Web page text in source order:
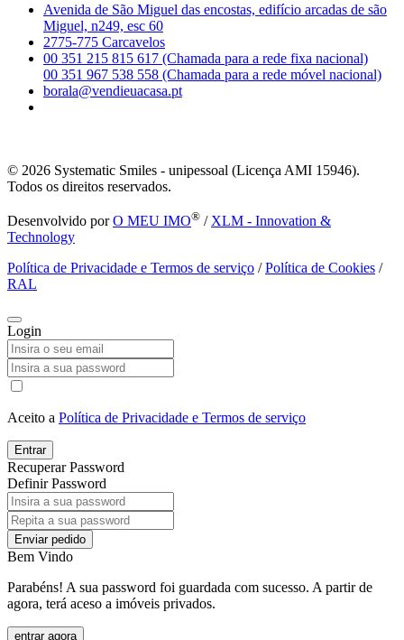
Avenida de São Miguel das encostas, edifício arcadas de são
Miguel, n249, esc 60
2775-775 Carcavelos
00 351 215 815 617 (Chamada para a rede fixa nacional)
00 351 967 538 558 (Chamada para a rede móvel nacional)
borala@vendieuacasa.pt
© 2026 Systematic Smiles - unipessoal (Licença AMI 15946).
Todos os direitos reservados.
Desenvolvido porO MEU IMO® / XLM - Innovation &
Technology
Política de Privacidade e Termos de serviço /Política de Cookies /
RAL
Login
Aceito a Política de Privacidade e Termos de serviço
Entrar
Recuperar Password
Definir Password
Enviar pedido
Bem Vindo
Parabéns! A sua password foi guardada com sucesso. A partir de
agora, terá aceso a imóveis privados.
entrar agora